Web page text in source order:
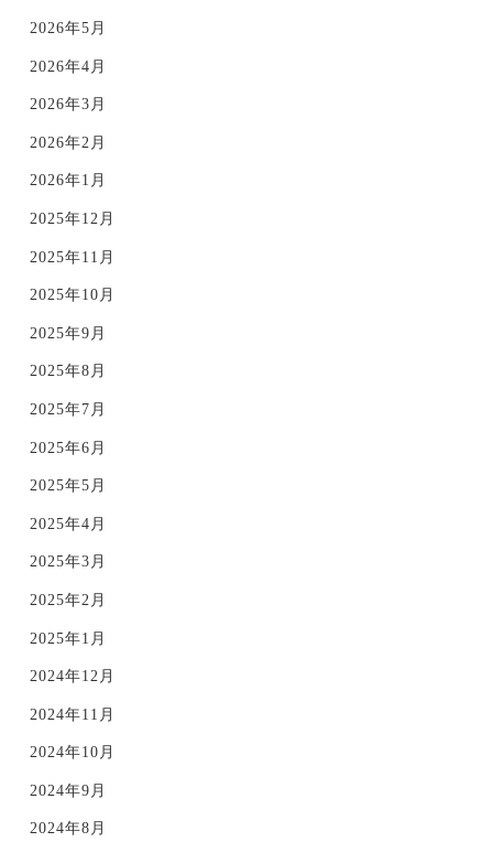
2026年5月
2026年4月
2026年3月
2026年2月
2026年1月
2025年12月
2025年11月
2025年10月
2025年9月
2025年8月
2025年7月
2025年6月
2025年5月
2025年4月
2025年3月
2025年2月
2025年1月
2024年12月
2024年11月
2024年10月
2024年9月
2024年8月